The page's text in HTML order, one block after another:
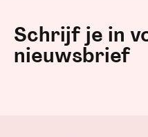
Schrijf je in
nieuwsbrief